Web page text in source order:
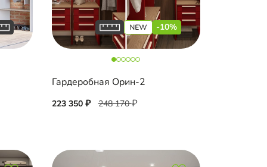
-10%
Гардеробная Орин-2
223 350 248 170